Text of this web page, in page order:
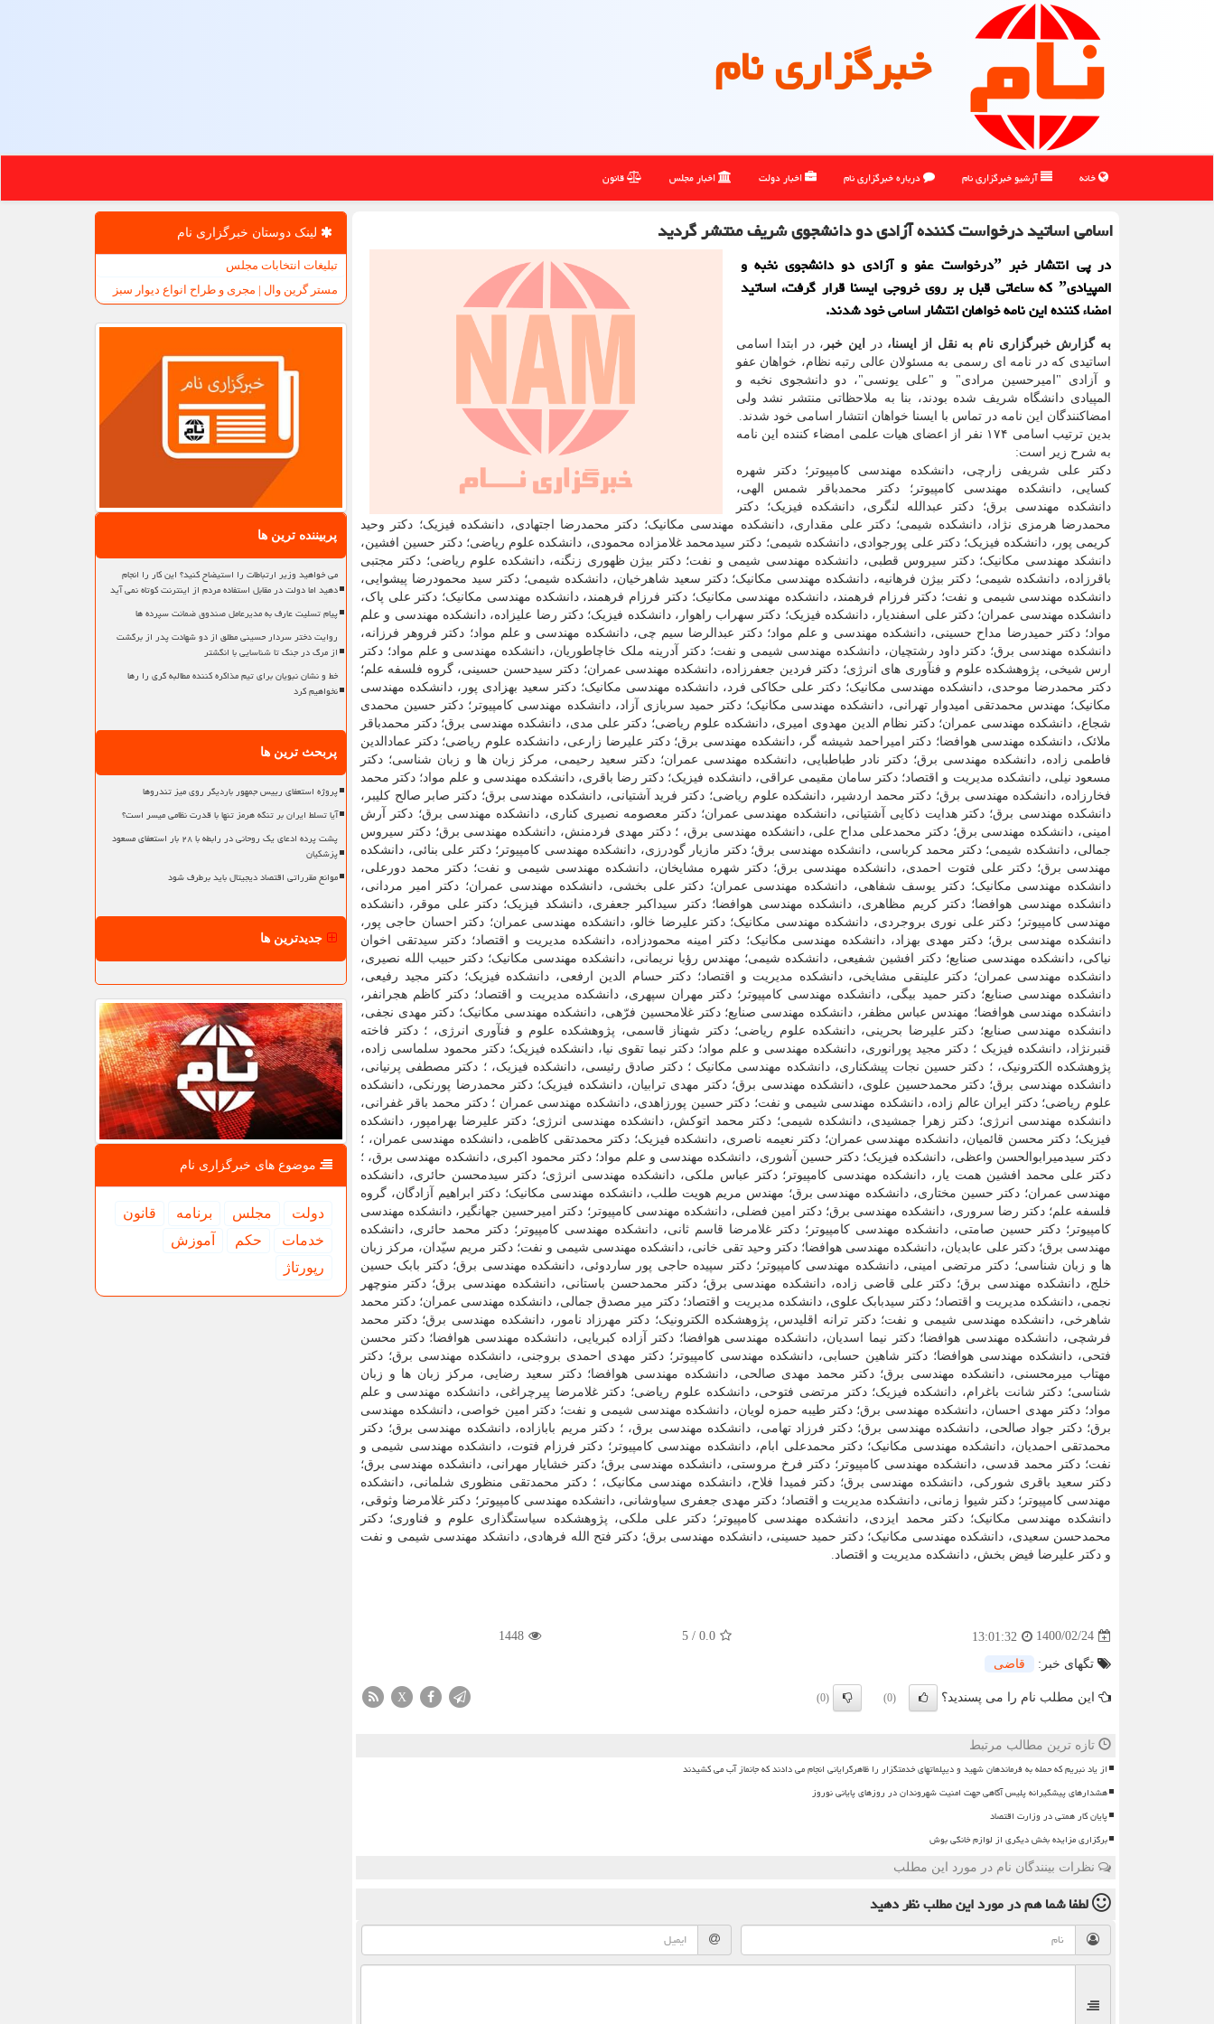
خبرگزاری نام
خانه آرشیو خبرگزاری نام درباره خبرگزاری نام اخبار دولت اخبار مجلس قانون
اسامی اساتید درخواست كننده آزادی دو دانشجوی شریف منتشر گردید
در پی انتشار خبر ˮدرخواست عفو و آزادی دو دانشجوی نخبه و
المپیادیˮ که ساعاتی قبل بر روی خروجی ایسنا قرار گرفت، اساتید
امضاء کننده این نامه خواهان انتشار اسامی خود شدند.
به گزارش خبرگزاری نام به نقل از ایسنا،در این خبر ، در ابتدا اسامی
اساتیدی که در نامه ای رسمی به مسئولان عالی رتبه نظام، خواهان عفو
و آزادی "امیرحسین مرادی" و "علی یونسی"، دو دانشجوی نخبه و
المپیادی دانشگاه شریف شده بودند، بنا به ملاحظاتی منتشر نشد ولی
امضاکنندگان این نامه در تماس با ایسنا خواهان انتشار اسامی خود شدند.
بدین ترتیب اسامی ۱۷۴ نفر از اعضای هیات علمی امضاء کننده این نامه
به شرح زیر است:
دکتر علی شریفی زارچی، دانشکده مهندسی کامپیوتر؛ دکتر شهره
کسایی، دانشکده مهندسی کامپیوتر؛ دکتر محمدباقر شمس الهی،
دانشکده مهندسی برق؛ دکتر عبدالله لنگری، دانشکده فیزیک؛ دکتر
محمدرضا هرمزی نژاد، دانشکده شیمی؛ دکتر علی مقداری، دانشکده مهندسی مکانیک؛ دکتر محمدرضا اجتهادی، دانشکده فیزیک؛ دکتر وحید
کریمی پور، دانشکده فیزیک؛ دکتر علی پورجوادی، دانشکده شیمی؛ دکتر سیدمحمد غلامزاده محمودی، دانشکده علوم ریاضی؛ دکتر حسین افشین،
دانشکد مهندسی مکانیک؛ دکتر سیروس قطبی، دانشکده مهندسی شیمی و نفت؛ دکتر بیژن ظهوری زنگنه، دانشکده علوم ریاضی؛ دکتر مجتبی
باقرزاده، دانشکده شیمی؛ دکتر بیژن فرهانیه، دانشکده مهندسی مکانیک؛ دکتر سعید شاهرخیان، دانشکده شیمی؛ دکتر سید محمودرضا پیشوایی،
دانشکده مهندسی شیمی و نفت؛ دکتر فرزام فرهمند، دانشکده مهندسی مکانیک؛ دکتر فرزام فرهمند، دانشکده مهندسی مکانیک؛ دکتر علی پاک،
دانشکده مهندسی عمران؛ دکتر علی اسفندیار، دانشکده فیزیک؛ دکتر سهراب راهوار، دانشکده فیزیک؛ دکتر رضا علیزاده، دانشکده مهندسی و علم
مواد؛ دکتر حمیدرضا مداح حسینی، دانشکده مهندسی و علم مواد؛ دکتر عبدالرضا سیم چی، دانشکده مهندسی و علم مواد؛ دکتر فروهر فرزانه،
دانشکده مهندسی برق؛ دکتر داود رشتچیان، دانشکده مهندسی شیمی و نفت؛ دکتر آدرینه ملک خاچاطوریان، دانشکده مهندسی و علم مواد؛ دکتر
ارس شیخی، پژوهشکده علوم و فنآوری های انرژی؛ دکتر فردین جعفرزاده، دانشکده مهندسی عمران؛ دکتر سیدحسن حسینی، گروه فلسفه علم؛
دکتر محمدرضا موحدی، دانشکده مهندسی مکانیک؛ دکتر علی حکاکی فرد، دانشکده مهندسی مکانیک؛ دکتر سعید بهزادی پور، دانشکده مهندسی
مکانیک؛ مهندس محمدتقی امیدوار تهرانی، دانشکده مهندسی مکانیک؛ دکتر حمید سربازی آزاد، دانشکده مهندسی کامپیوتر؛ دکتر حسین محمدی
شجاع، دانشکده مهندسی عمران؛ دکتر نظام الدین مهدوی امیری، دانشکده علوم ریاضی؛ دکتر علی مدی، دانشکده مهندسی برق؛ دکتر محمدباقر
ملائک، دانشکده مهندسی هوافضا؛ دکتر امیراحمد شیشه گر، دانشکده مهندسی برق؛ دکتر علیرضا زارعی، دانشکده علوم ریاضی؛ دکتر عمادالدین
فاطمی زاده، دانشکده مهندسی برق؛ دکتر نادر طباطبایی، دانشکده مهندسی عمران؛ دکتر سعید رحیمی، مرکز زبان ها و زبان شناسی؛ دکتر
مسعود نیلی، دانشکده مدیریت و اقتصاد؛ دکتر سامان مقیمی عراقی، دانشکده فیزیک؛ دکتر رضا باقری، دانشکده مهندسی و علم مواد؛ دکتر محمد
فخارزاده، دانشکده مهندسی برق؛ دکتر محمد اردشیر، دانشکده علوم ریاضی؛ دکتر فرید آشتیانی، دانشکده مهندسی برق؛ دکتر صابر صالح کلیبر،
دانشکده مهندسی برق؛ دکتر هدایت ذکایی آشتیانی، دانشکده مهندسی عمران؛ دکتر معصومه نصیری کناری، دانشکده مهندسی برق؛ دکتر آرش
امینی، دانشکده مهندسی برق؛ دکتر محمدعلی مداح علی، دانشکده مهندسی برق، ؛ دکتر مهدی فردمنش، دانشکده مهندسی برق؛ دکتر سیروس
جمالی، دانشکده شیمی؛ دکتر محمد کرباسی، دانشکده مهندسی برق؛ دکتر مازیار گودرزی، دانشکده مهندسی کامپیوتر؛ دکتر علی بنائی، دانشکده
مهندسی برق؛ دکتر علی فتوت احمدی، دانشکده مهندسی برق؛ دکتر شهره مشایخان، دانشکده مهندسی شیمی و نفت؛ دکتر محمد دورعلی،
دانشکده مهندسی مکانیک؛ دکتر یوسف شفاهی، دانشکده مهندسی عمران؛ دکتر علی بخشی، دانشکده مهندسی عمران؛ دکتر امیر مردانی،
دانشکده مهندسی هوافضا؛ دکتر کریم مظاهری، دانشکده مهندسی هوافضا؛ دکتر سیداکبر جعفری، دانشکد فیزیک؛ دکتر علی موقر، دانشکده
مهندسی کامپیوتر؛ دکتر علی نوری بروجردی، دانشکده مهندسی مکانیک؛ دکتر علیرضا خالو، دانشکده مهندسی عمران؛ دکتر احسان حاجی پور،
دانشکده مهندسی برق؛ دکتر مهدی بهزاد، دانشکده مهندسی مکانیک؛ دکتر امینه محمودزاده، دانشکده مدیریت و اقتصاد؛ دکتر سیدتقی اخوان
نیاکی، دانشکده مهندسی صنایع؛ دکتر افشین شفیعی، دانشکده شیمی؛ مهندس رؤیا نریمانی، دانشکده مهندسی مکانیک؛ دکتر حبیب الله نصیری،
دانشکده مهندسی عمران؛ دکتر علینقی مشایخی، دانشکده مدیریت و اقتصاد؛ دکتر حسام الدین ارفعی، دانشکده فیزیک؛ دکتر مجید رفیعی،
دانشکده مهندسی صنایع؛ دکتر حمید بیگی، دانشکده مهندسی کامپیوتر؛ دکتر مهران سپهری، دانشکده مدیریت و اقتصاد؛ دکتر کاظم هجرانفر،
دانشکده مهندسی هوافضا؛ مهندس عباس مظفر، دانشکده مهندسی صنایع؛ دکتر غلامحسین فرّهی، دانشکده مهندسی مکانیک؛ دکتر مهدی نجفی،
دانشکده مهندسی صنایع؛ دکتر علیرضا بحرینی، دانشکده علوم ریاضی؛ دکتر شهناز قاسمی، پژوهشکده علوم و فنآوری انرژی، ؛ دکتر فاخته
قنبرنژاد، دانشکده فیزیک ؛ دکتر مجید پورانوری، دانشکده مهندسی و علم مواد؛ دکتر نیما تقوی نیا، دانشکده فیزیک؛ دکتر محمود سلماسی زاده،
پژوهشکده الکترونیک، ؛ دکتر حسین نجات پیشکناری، دانشکده مهندسی مکانیک ؛ دکتر صادق رئیسی، دانشکده فیزیک، ؛ دکتر مصطفی پرنیانی،
دانشکده مهندسی برق؛ دکتر محمدحسین علوی، دانشکده مهندسی برق؛ دکتر مهدی ترابیان، دانشکده فیزیک؛ دکتر محمدرضا پورنکی، دانشکده
علوم ریاضی؛ دکتر ایران عالم زاده، دانشکده مهندسی شیمی و نفت؛ دکتر حسین پورزاهدی، دانشکده مهندسی عمران ؛ دکتر محمد باقر غفرانی،
دانشکده مهندسی انرژی؛ دکتر زهرا جمشیدی، دانشکده شیمی؛ دکتر محمد اتوکش، دانشکده مهندسی انرژی؛ دکتر علیرضا بهرامپور، دانشکده
فیزیک؛ دکتر محسن قائمیان، دانشکده مهندسی عمران؛ دکتر نعیمه ناصری، دانشکده فیزیک؛ دکتر محمدتقی کاظمی، دانشکده مهندسی عمران، ؛
دکتر سیدمیرابوالحسن واعظی، دانشکده فیزیک؛ دکتر حسین آشوری، دانشکده مهندسی و علم مواد؛ دکتر محمود اکبری، دانشکده مهندسی برق، ؛
دکتر علی محمد افشین همت یار، دانشکده مهندسی کامپیوتر؛ دکتر عباس ملکی، دانشکده مهندسی انرژی؛ دکتر سیدمحسن حائری، دانشکده
مهندسی عمران؛ دکتر حسین مختاری، دانشکده مهندسی برق؛ مهندس مریم هویت طلب، دانشکده مهندسی مکانیک؛ دکتر ابراهیم آزادگان، گروه
فلسفه علم؛ دکتر رضا سروری، دانشکده مهندسی برق؛ دکتر امین فضلی، دانشکده مهندسی کامپیوتر؛ دکتر امیرحسین جهانگیر، دانشکده مهندسی
کامپیوتر؛ دکتر حسین صامتی، دانشکده مهندسی کامپیوتر؛ دکتر غلامرضا قاسم ثانی، دانشکده مهندسی کامپیوتر؛ دکتر محمد حائری، دانشکده
مهندسی برق؛ دکتر علی عابدیان، دانشکده مهندسی هوافضا؛ دکتر وحید تقی خانی، دانشکده مهندسی شیمی و نفت؛ دکتر مریم سیّدان، مرکز زبان
ها و زبان شناسی؛ دکتر مرتضی امینی، دانشکده مهندسی کامپیوتر؛ دکتر سپیده حاجی پور ساردوئی، دانشکده مهندسی برق؛ دکتر بابک حسین
خلج، دانشکده مهندسی برق؛ دکتر علی قاضی زاده، دانشکده مهندسی برق؛ دکتر محمدحسن باستانی، دانشکده مهندسی برق؛ دکتر منوچهر
نجمی، دانشکده مدیریت و اقتصاد؛ دکتر سیدبابک علوی، دانشکده مدیریت و اقتصاد؛ دکتر میر مصدق جمالی، دانشکده مهندسی عمران؛ دکتر محمد
شاهرخی، دانشکده مهندسی شیمی و نفت؛ دکتر ترانه اقلیدس، پژوهشکده الکترونیک؛ دکتر مهرزاد نامور، دانشکده مهندسی برق؛ دکتر محمد
فرشچی، دانشکده مهندسی هوافضا؛ دکتر نیما اسدیان، دانشکده مهندسی هوافضا؛ دکتر آزاده کبریایی، دانشکده مهندسی هوافضا؛ دکتر محسن
فتحی، دانشکده مهندسی هوافضا؛ دکتر شاهین حسابی، دانشکده مهندسی کامپیوتر؛ دکتر مهدی احمدی بروجنی، دانشکده مهندسی برق؛ دکتر
مهتاب میرمحسنی، دانشکده مهندسی برق؛ دکتر محمد مهدی صالحی، دانشکده مهندسی هوافضا؛ دکتر سعید رضایی، مرکز زبان ها و زبان
شناسی؛ دکتر شانت باغرام، دانشکده فیزیک؛ دکتر مرتضی فتوحی، دانشکده علوم ریاضی؛ دکتر غلامرضا پیرچراغی، دانشکده مهندسی و علم
مواد؛ دکتر مهدی احسان، دانشکده مهندسی برق؛ دکتر طیبه حمزه لویان، دانشکده مهندسی شیمی و نفت؛ دکتر امین خواصی، دانشکده مهندسی
برق؛ دکتر جواد صالحی، دانشکده مهندسی برق؛ دکتر فرزاد تهامی، دانشکده مهندسی برق، ؛ دکتر مریم بابازاده، دانشکده مهندسی برق؛ دکتر
محمدتقی احمدیان، دانشکده مهندسی مکانیک؛ دکتر محمدعلی ابام، دانشکده مهندسی کامپیوتر؛ دکتر فرزام فتوت، دانشکده مهندسی شیمی و
نفت؛ دکتر محمد قدسی، دانشکده مهندسی کامپیوتر؛ دکتر فرخ مروستی، دانشکده مهندسی برق؛ دکتر خشایار مهرانی، دانشکده مهندسی برق؛
دکتر سعید باقری شورکی، دانشکده مهندسی برق؛ دکتر فمیدا فلاح، دانشکده مهندسی مکانیک، ؛ دکتر محمدتقی منظوری شلمانی، دانشکده
مهندسی کامپیوتر؛ دکتر شیوا زمانی، دانشکده مدیریت و اقتصاد؛ دکتر مهدی جعفری سیاوشانی، دانشکده مهندسی کامپیوتر؛ دکتر غلامرضا وثوقی،
دانشکده مهندسی مکانیک؛ دکتر محمد ایزدی، دانشکده مهندسی کامپیوتر؛ دکتر علی ملکی، پژوهشکده سیاستگذاری علوم و فناوری؛ دکتر
محمدحسن سعیدی، دانشکده مهندسی مکانیک؛ دکتر حمید حسینی، دانشکده مهندسی برق؛ دکتر فتح الله فرهادی، دانشکد مهندسی شیمی و نفت
و دکتر علیرضا فیض بخش، دانشکده مدیریت و اقتصاد.
1400/02/24
13:01:32
0.0
/
5
1448
تگهای خبر: قاضی
این مطلب نام را می پسندید؟ (0)
(0)
X
تازه ترین مطالب مرتبط
از یاد نبریم که حمله به فرماندهان شهید و دیپلماتهای خدمتگزار را ظاهرگرایانی انجام می دادند که جانماز آب می کشیدند
هشدارهای پیشگیرانه پلیس آگاهی جهت امنیت شهروندان در روزهای پایانی نوروز
پایان کار همتی در وزارت اقتصاد
برگزاری مزایده بخش دیگری از لوازم خانگی بوش
نظرات بینندگان نام در مورد این مطلب
لطفا شما همدر مورد این مطلبنظر دهید
لینک دوستان خبرگزاری نام
تبلیغات انتخابات مجلس
مستر گرین وال | مجری و طراح انواع دیوار سبز
پربیننده ترین ها
می خواهید وزیر ارتباطات را استیضاح کنید؟ این کار را انجام
دهید اما دولت در مقابل استفاده مردم از اینترنت کوتاه نمی آید
پیام تسلیت عارف به مدیرعامل صندوق ضمانت سپرده ها
روایت دختر سردار حسینی مطلق از دو شهادت پدر از برگشت
از مرگ در جنگ تا شناسایی با انگشتر
خط و نشان نبویان برای تیم مذاکره کننده مطالبه گری را رها
نخواهیم کرد
پربحث ترین ها
پروژه استعفای رییس جمهور باردیگر روی میز تندروها
آیا تسلط ایران بر تنگه هرمز تنها با قدرت نظامی میسر است؟
پشت پرده ادعای یک روحانی در رابطه با ۲۸ بار استعفای مسعود
پزشکیان
موانع مقرراتی اقتصاد دیجیتال باید برطرف شود
جدیدترین ها
موضوع های خبرگزاری نام
دولت مجلس برنامه
قانون
خدمات
حكم
آموزش
رپورتاژ